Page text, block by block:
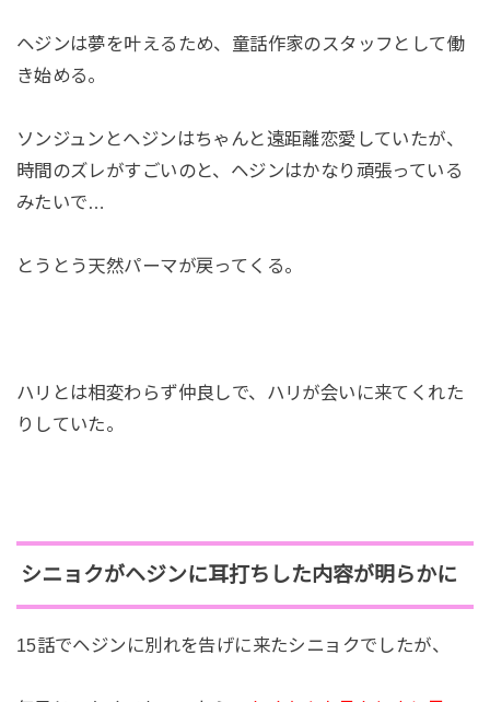
ヘジンは夢を叶えるため、童話作家のスタッフとして働
き始める。
ソンジュンとヘジンはちゃんと遠距離恋愛していたが、
時間のズレがすごいのと、ヘジンはかなり頑張っている
みたいで…
とうとう天然パーマが戻ってくる。
ハリとは相変わらず仲良しで、ハリが会いに来てくれた
りしていた。
シニョクがヘジンに耳打ちした内容が明らかに
15話でヘジンに別れを告げに来たシニョクでしたが、